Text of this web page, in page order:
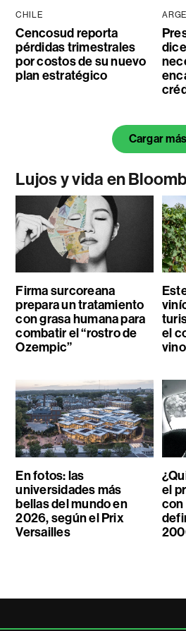
CHILE
Cencosud reporta
pérdidas trimestrales
por costos de su nuevo
plan estratégico
Cargar más
Lujos y vida en
Firma surcoreana
prepara un tratamiento
con grasa humana para
combatir el “rostro de
Ozempic”
el
En fotos: las
universidades más
bellas del mundo en
2026, según el Prix
Versailles
el
con